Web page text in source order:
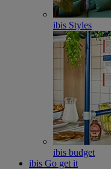
ibis Styles
ibis budget
ibis Go get it